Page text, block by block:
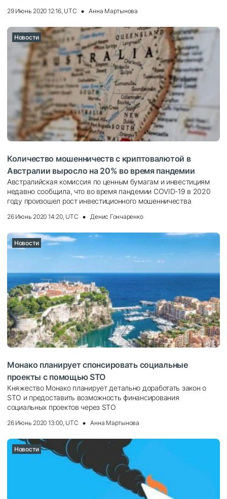
29 Июнь 2020 12:16, UTC Анна Мартынова
Новости
Количество мошенничеств с криптовалютой в
Австралии выросло на 20% во время пандемии
Австралийская комиссия по ценным бумагам и инвестициям
недавно сообщила, что во время пандемии COVID-19 в 2020
году произошел рост инвестиционного мошенничества
26 Июнь 2020 14:20, UTC Денис Гончаренко
Новости
Монако планирует спонсировать социальные
проекты с помощью STO
Княжество Монако планирует детально доработать закон о
STO и предоставить возможность финансирования
социальных проектов через STO
26 Июнь 2020 13:00, UTC Анна Мартынова
Новости